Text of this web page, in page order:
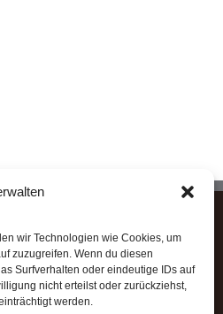
wir Technologien wie Cookies, um
zuzugreifen. Wenn du diesen
Surfverhalten oder eindeutige IDs auf
nicht erteilst oder zurückziehst,
werden.